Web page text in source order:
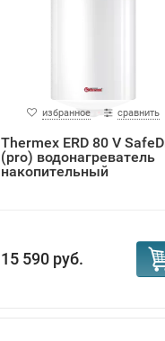
избранное сравнить
Thermex ERD 80 V
(pro) водонагреватель
накопительный
15 590 руб.